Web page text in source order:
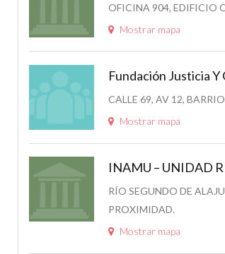
OFICINA 904, EDIFICIO
Mostrar mapa
Fundación Justicia Y
CALLE 69, AV 12,
Mostrar mapa
INAMU – UNIDAD
RÍO SEGUNDO DE
PROXIMIDAD.
Mostrar mapa